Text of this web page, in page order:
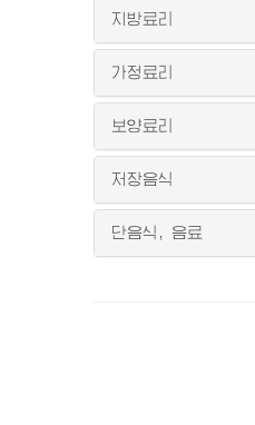
지방료리
가정료리
보양료리
저장음식
단음식, 음료